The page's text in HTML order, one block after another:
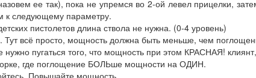
ее так), пока не упремся во 2-ой левел прицелки,
к следующему параметру.
пистолетов длина ствола не нужна. (0-4 уровень)
всё просто, мощность должна быть меньше, чем
нужно пугаться того, что мощность при этом КРАСНАЯ!
где поглощение БОЛЬше мощности на ОДИН.
Повышайте мощность.